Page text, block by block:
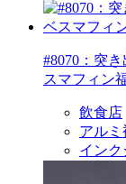
#8070：突
スマフィン
飲食店
アルミ
インク